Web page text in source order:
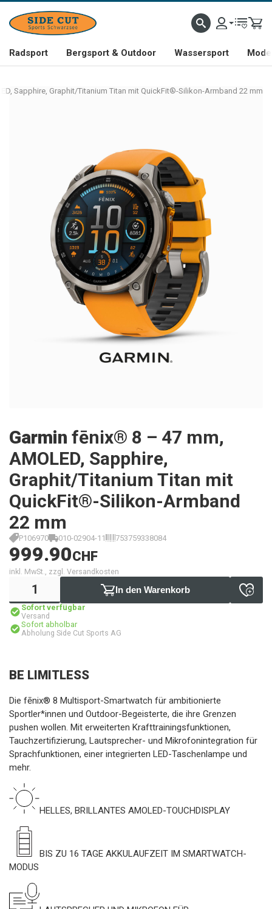
Radsport Bergsport & Outdoor Wassersport
Sapphire, Graphit/Titanium Titan mit QuickFit®-Silikon-Armband 22 mm
Garmin fēnix® 8 – 47 mm,
AMOLED, Sapphire,
Graphit/Titanium Titan mit
QuickFit®-Silikon-Armband
22 mm
P106970 010-02904-11 753759338084
999.90CHF
inkl. MwSt., zzgl. Versandkosten
In den Warenkorb
Sofort verfügbar
Versand
Sofort abholbar
Abholung Side Cut Sports AG
BE LIMITLESS
Die fēnix® 8 Multisport-Smartwatch für ambitionierte
Sportler*innen und Outdoor-Begeisterte, die ihre Grenzen
pushen wollen. Mit erweiterten Krafttrainingsfunktionen,
Tauchzertifizierung, Lautsprecher- und Mikrofonintegration für
Sprachfunktionen, einer integrierten LED-Taschenlampe und
mehr.
HELLES, BRILLANTES AMOLED-TOUCHDISPLAY
BIS ZU 16 TAGE AKKULAUFZEIT IM SMARTWATCH-
MODUS